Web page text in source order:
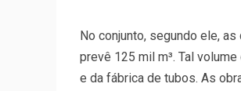
No conjunto, segundo ele,
prevê 125 mil m³. Tal
e da fábrica de tubos. As